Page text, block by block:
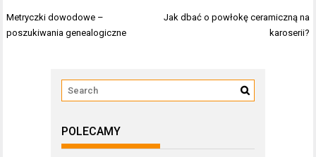
Nawigacja
wpisu
Metryczki dowodowe –
poszukiwania genealogiczne
Jak dbać o powłokę ceramiczną na
karoserii?
POLECAMY